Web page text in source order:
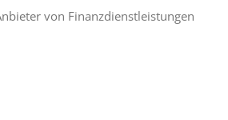
von Finanzdienstleistungen